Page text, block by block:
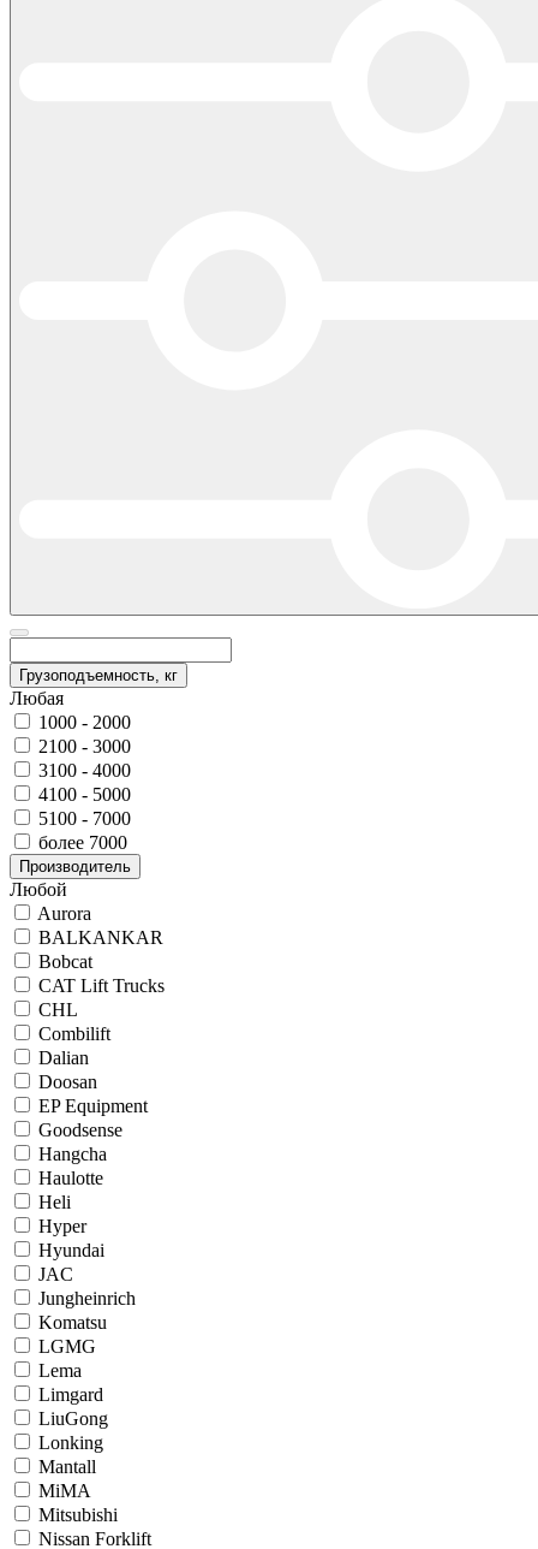
Грузоподъемность, кг
Любая
1000 - 2000
2100 - 3000
3100 - 4000
4100 - 5000
5100 - 7000
более 7000
Производитель
Любой
Aurora
BALKANKAR
Bobcat
CAT Lift Trucks
CHL
Combilift
Dalian
Doosan
EP Equipment
Goodsense
Hangcha
Haulotte
Heli
Hyper
Hyundai
JAC
Jungheinrich
Komatsu
LGMG
Lema
Limgard
LiuGong
Lonking
Mantall
MiMA
Mitsubishi
Nissan Forklift